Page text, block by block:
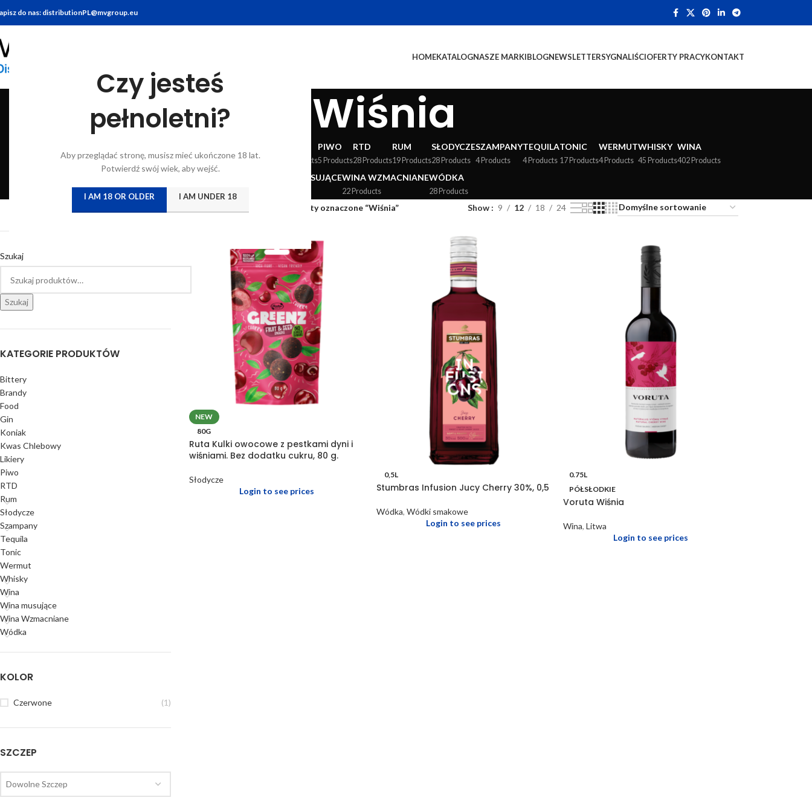
Czy jesteś
pełnoletni?
Aby przeglądać stronę, musisz mieć ukończone 18 lat.
Potwierdź swój wiek, aby wejść.
I AM 18 OR OLDER I AM UNDER 18
do nas: distributionPL@mvgroup.eu
HOMEKATALOGNASZE MARKIBLOGNEWSLETTERSYGNALIŚCIOFERTY PRACYKONTAKT
Wiśnia
7 Products10 Products22 Products7 Products5 Products 24 Products
PIWO
5 Products
RTD
28 Products
RUM
19 Products
SŁODYCZE
28 Products
SZAMPANY
4 Products
TEQUILA
4 Products
TONIC
17 Products
WERMUT
4 Products
WHISKY
45 Products
WINA
402 Products
WINA MUSUJĄCEWINA WZMACNIANE
22 Products
WÓDKA
28 Products
Szukaj
Szukaj
KATEGORIE PRODUKTÓW
Bittery
Brandy
Food
Gin
Koniak
Kwas Chlebowy
Likiery
Piwo
RTD
Rum
Słodycze
Szampany
Tequila
Tonic
Wermut
Whisky
Wina
Wina musujące
Wina Wzmacniane
Wódka
KOLOR
Czerwone (1)
SZCZEP
Dowolne Szczep
Produkty oznaczone “Wiśnia” Show 9 12 18 24
NEW
80G
Ruta Kulki owocowe z pestkami dyni i
wiśniami. Bez dodatku cukru, 80 g.
Słodycze
Login to see prices
0,5L
Stumbras Infusion Jucy Cherry 30%, 0,5
Wódka, Wódki smakowe
Login to see prices
0.75L
PÓŁSŁODKIE
Voruta Wiśnia
Wina, Litwa
Login to see prices